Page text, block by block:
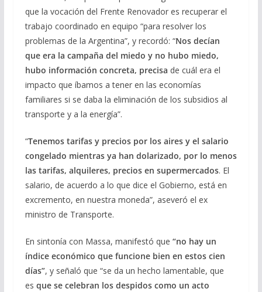
que la vocación del Frente Renovador es recuperar el
trabajo coordinado en equipo “para resolver los
problemas de la Argentina”, y recordó: “Nos decían
que era la campaña del miedo y no hubo miedo,
hubo información concreta, precisa de cuál era el
impacto que íbamos a tener en las economías
familiares si se daba la eliminación de los subsidios al
transporte y a la energía”.
“Tenemos tarifas y precios por los aires y el salario
congelado mientras ya han dolarizado, por lo menos
las tarifas, alquileres, precios en supermercados. El
salario, de acuerdo a lo que dice el Gobierno, está en
excremento, en nuestra moneda”, aseveró el ex
ministro de Transporte.
En sintonía con Massa, manifestó que “no hay un
índice económico que funcione bien en estos cien
días”, y señaló que “se da un hecho lamentable, que
es que se celebran los despidos como un acto